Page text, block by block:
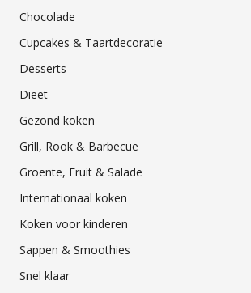
Chocolade
Cupcakes & Taartdecoratie
Desserts
Dieet
Gezond koken
Grill, Rook & Barbecue
Groente, Fruit & Salade
Internationaal koken
Koken voor kinderen
Sappen & Smoothies
Snel klaar